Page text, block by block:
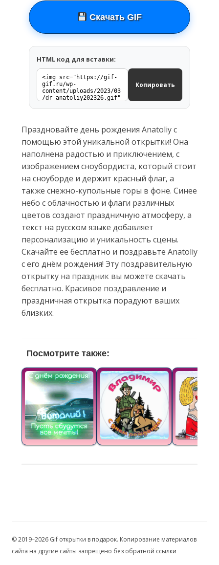
Скачать GIF
HTML код для вставки:
Копировать
Праздновайте день рождения Anatoliy с
помощью этой уникальной открытки! Она
наполнена радостью и приключением, с
изображением сноубордиста, который стоит
на сноуборде и держит красный флаг, а
также снежно-купольные горы в фоне. Синее
небо с облачностью и флаги различных
цветов создают праздничную атмосферу, а
текст на русском языке добавляет
персонализацию и уникальность сцены.
Скачайте ее бесплатно и поздравьте Anatoliy
с его днём рождения! Эту поздравительную
открытку на праздник вы можете скачать
бесплатно. Красивое поздравление и
праздничная открытка порадуют ваших
близких.
Посмотрите также:
© 2019–2026 Gif открытки в подарок. Копирование материалов
сайта на другие сайты запрещено без обратной ссылки